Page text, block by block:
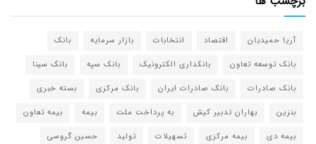
آریا حمیدیان اقتصاد انتخابات بازار سرمایه
بانک
بانک توسعه تعاون
بانکداری الکترونیک بانک سپه
بانک سینا
بانک صادرات
بانک صادرات ایران بانک مرکزی
بسته خبری
بنزین
بهاران تدبیر کیش به پرداخت ملت بیمه
بیمه تعاون
بیمه دی
بیمه مرکزی تسهیلات تولید
حسین گروسی